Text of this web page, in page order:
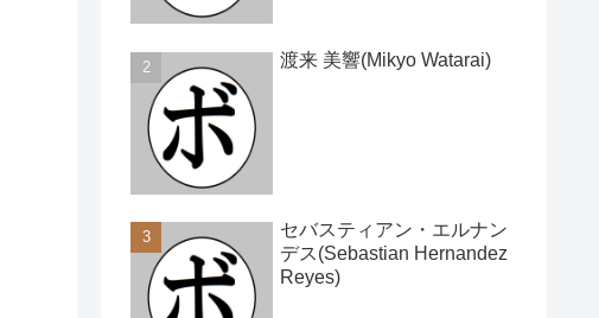
渡来 美響(Mikyo Watarai)
セバスティアン・エルナン
デス(Sebastian Hernandez
Reyes)